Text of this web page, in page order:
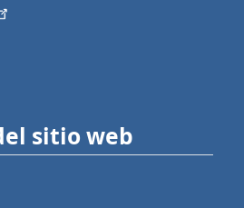
sitio web